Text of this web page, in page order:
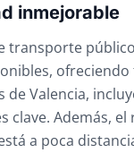
inmejorable
transporte
ofreciendo
de Valencia,
clave. Además,
a poca